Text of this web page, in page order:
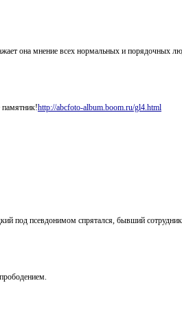
она мнение всех нормальных и порядочных
памятник!http://abcfoto-album.boom.ru/gl4.html
под псевдонимом спрятался, бывший